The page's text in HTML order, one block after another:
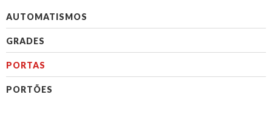
AUTOMATISMOS
GRADES
PORTAS
PORTÕES